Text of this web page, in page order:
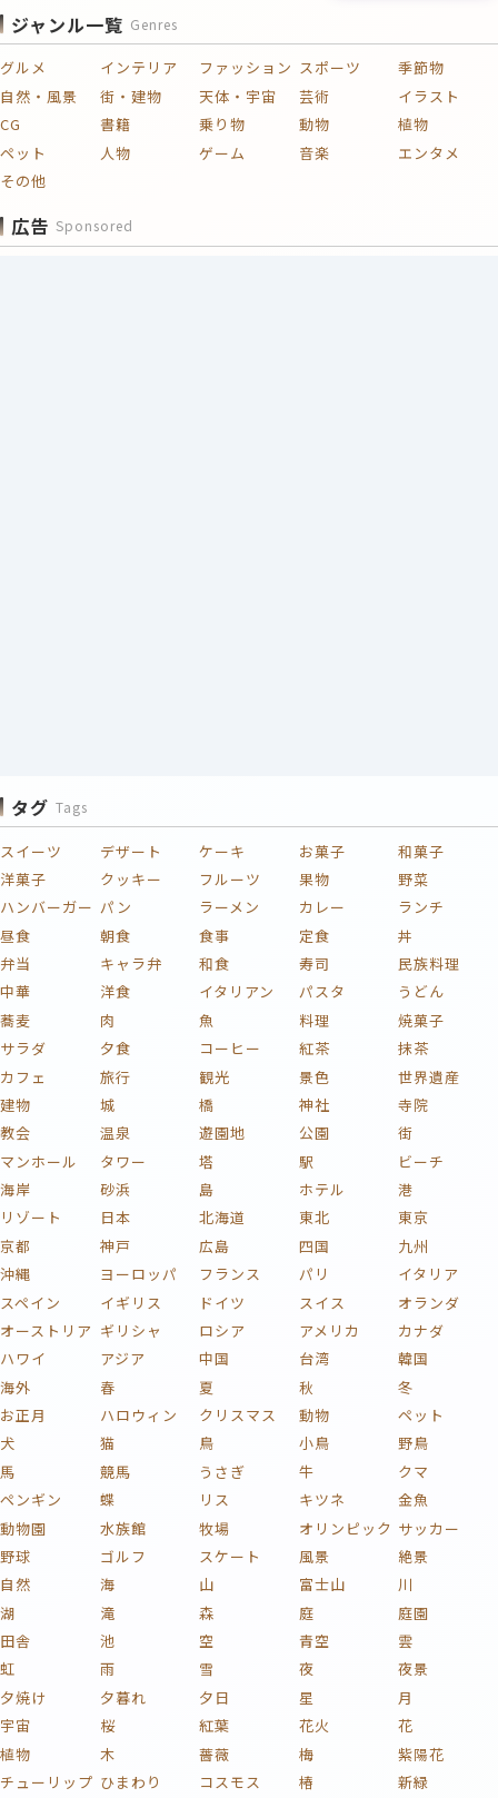
ジャンル一覧 Genres
グルメ インテリア ファッション スポーツ
季節物
自然・風景
街・建物 天体・宇宙 芸術
イラスト
CG
書籍 乗り物 動物
植物
ペット
人物 ゲーム 音楽
エンタメ
その他
広告 Sponsored
タグ Tags
スイーツ デザート ケーキ お菓子
和菓子
洋菓子
クッキー フルーツ 果物
野菜
ハンバーガー パン ラーメン カレー
ランチ
昼食
朝食 食事 定食
丼
弁当
キャラ弁 和食 寿司
民族料理
中華
洋食 イタリアン パスタ
うどん
蕎麦
肉 魚 料理
焼菓子
サラダ
夕食 コーヒー 紅茶
抹茶
カフェ
旅行 観光 景色
世界遺産
建物
城 橋 神社
寺院
教会
温泉 遊園地 公園
街
マンホール
タワー 塔 駅
ビーチ
海岸
砂浜 島 ホテル
港
リゾート
日本 北海道 東北
東京
京都
神戸 広島 四国
九州
沖縄
ヨーロッパ フランス パリ
イタリア
スペイン
イギリス ドイツ スイス
オランダ
オーストリア ギリシャ ロシア アメリカ
カナダ
ハワイ
アジア 中国 台湾
韓国
海外
春 夏 秋
冬
お正月
ハロウィン クリスマス 動物
ペット
犬
猫 鳥 小鳥
野鳥
馬
競馬 うさぎ 牛
クマ
ペンギン
蝶 リス キツネ
金魚
動物園
水族館 牧場 オリンピック サッカー
野球
ゴルフ スケート 風景
絶景
自然
海 山 富士山
川
湖
滝 森 庭
庭園
田舎
池 空 青空
雲
虹
雨 雪 夜
夜景
夕焼け
夕暮れ 夕日 星
月
宇宙
桜 紅葉 花火
花
植物
木 薔薇 梅
紫陽花
チューリップ ひまわり コスモス 椿
新緑